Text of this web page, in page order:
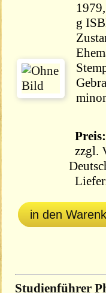
1979,
g
zzgl.
in den
Studienführer